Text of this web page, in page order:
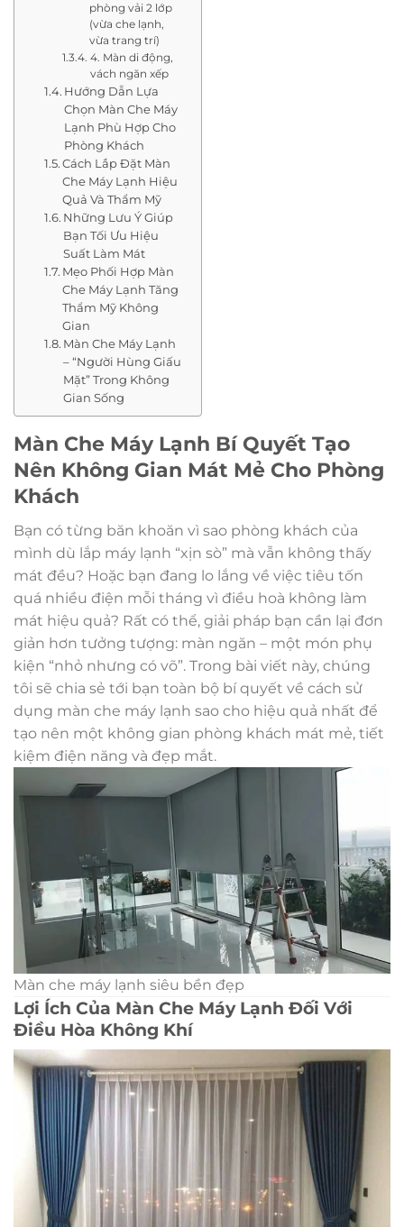
phòng vải 2 lớp
(vừa che lạnh,
vừa trang trí)
4. Màn di động,
vách ngăn xếp
Hướng Dẫn Lựa
Chọn Màn Che Máy
Lạnh Phù Hợp Cho
Phòng Khách
Cách Lắp Đặt Màn
Che Máy Lạnh Hiệu
Quả Và Thẩm Mỹ
Những Lưu Ý Giúp
Bạn Tối Ưu Hiệu
Suất Làm Mát
Mẹo Phối Hợp Màn
Che Máy Lạnh Tăng
Thẩm Mỹ Không
Gian
Màn Che Máy Lạnh
– “Người Hùng Giấu
Mặt” Trong Không
Gian Sống
Màn Che Máy Lạnh Bí Quyết Tạo
Nên Không Gian Mát Mẻ Cho Phòng
Khách
Bạn có từng băn khoăn vì sao phòng khách của
mình dù lắp máy lạnh “xịn sò” mà vẫn không thấy
mát đều? Hoặc bạn đang lo lắng về việc tiêu tốn
quá nhiều điện mỗi tháng vì điều hoà không làm
mát hiệu quả? Rất có thể, giải pháp bạn cần lại đơn
giản hơn tưởng tượng: màn ngăn – một món phụ
kiện “nhỏ nhưng có võ”. Trong bài viết này, chúng
tôi sẽ chia sẻ tới bạn toàn bộ bí quyết về cách sử
dụng màn che máy lạnh sao cho hiệu quả nhất để
tạo nên một không gian phòng khách mát mẻ, tiết
kiệm điện năng và đẹp mắt.
Màn che máy lạnh siêu bền đẹp
Lợi Ích Của Màn Che Máy Lạnh Đối Với
Điều Hòa Không Khí